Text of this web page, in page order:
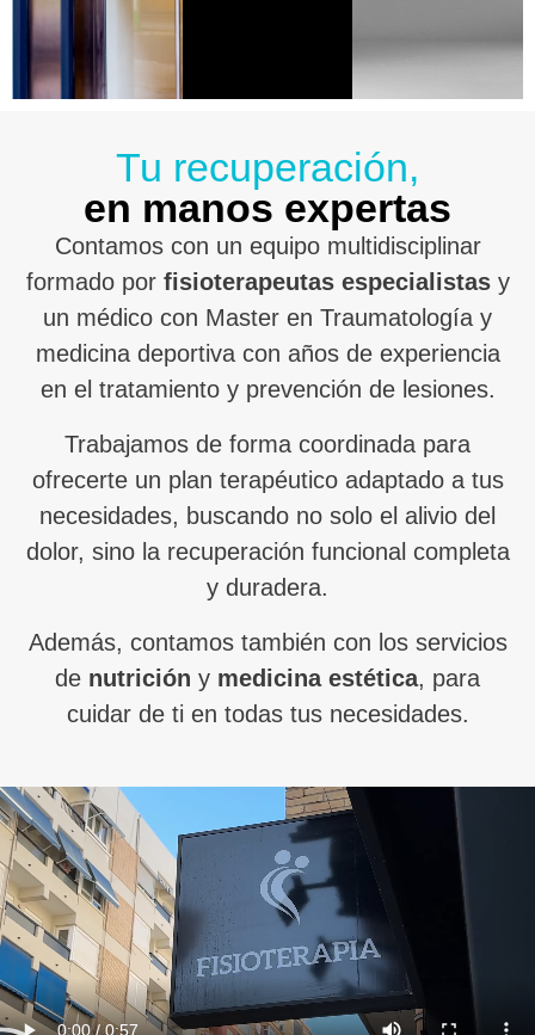
Tu recuperación,
en manos expertas
Contamos con un equipo multidisciplinar
formado por fisioterapeutas especialistasy
un médico con Master en Traumatología y
medicina deportiva con años de experiencia
en el tratamiento y prevención de lesiones.
Trabajamos de forma coordinada para
ofrecerte un plan terapéutico adaptado a tus
necesidades, buscando no solo el alivio del
dolor, sino la recuperación funcional completa
y duradera.
Además, contamos también con los servicios
de nutrición y medicina estética, para
cuidar de ti en todas tus necesidades.